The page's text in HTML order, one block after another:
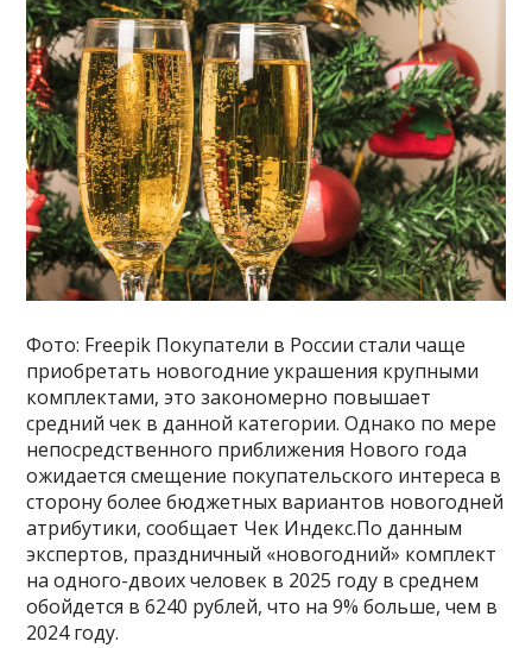
Фото: Freepik Покупатели в России стали чаще
приобретать новогодние украшения крупными
комплектами, это закономерно повышает
средний чек в данной категории. Однако по мере
непосредственного приближения Нового года
ожидается смещение покупательского интереса в
сторону более бюджетных вариантов новогодней
атрибутики, сообщает Чек Индекс.По данным
экспертов, праздничный «новогодний» комплект
на одного-двоих человек в 2025 году в среднем
обойдется в 6240 рублей, что на 9% больше, чем в
2024 году.